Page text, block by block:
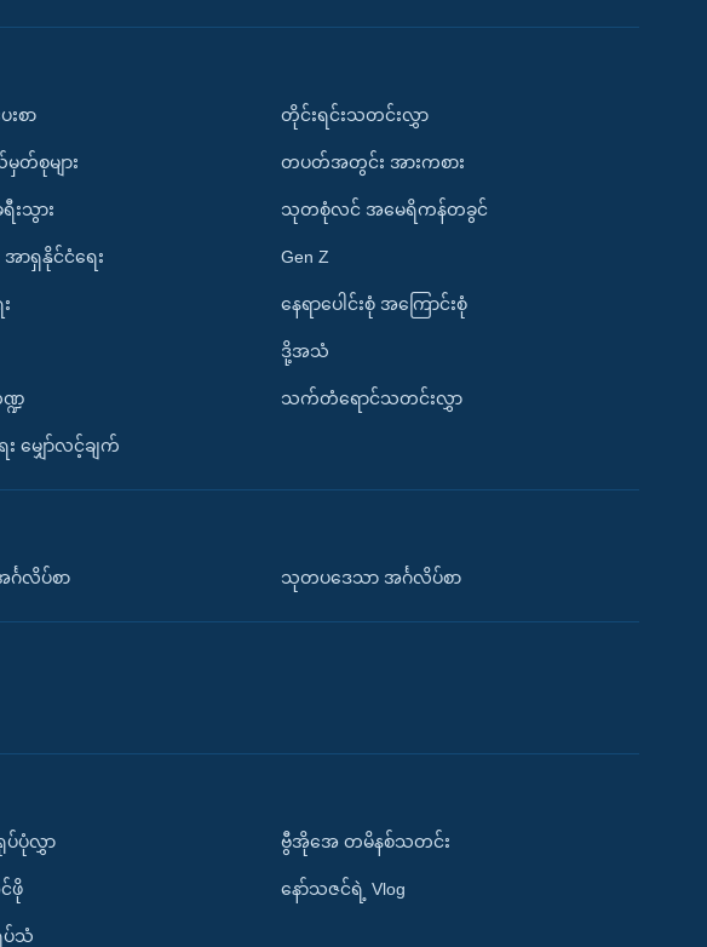
းစာ
တ်စုများ
းသွား
ာရှနိုင်ငံရေး
ဍ
မျှော်လင့်ချက်
တိုင်းရင်းသတင်းလွှာ
တပတ်အတွင်း အားကစား
သုတစုံလင် အမေရိကန်တခွင်
Gen Z
နေရာပေါင်းစုံ အကြောင်းစုံ
ဒို့အသံ
သက်တံရောင်သတင်းလွှာ
ဂလိပ်စာ သုတပဒေသာ အင်္ဂလိပ်စာ
ရုပ်ပုံလွှာ
ဖို
ပ်သံ
ဗွီအိုအေ တမိနစ်သတင်း
နော်သဇင်ရဲ့ Vlog